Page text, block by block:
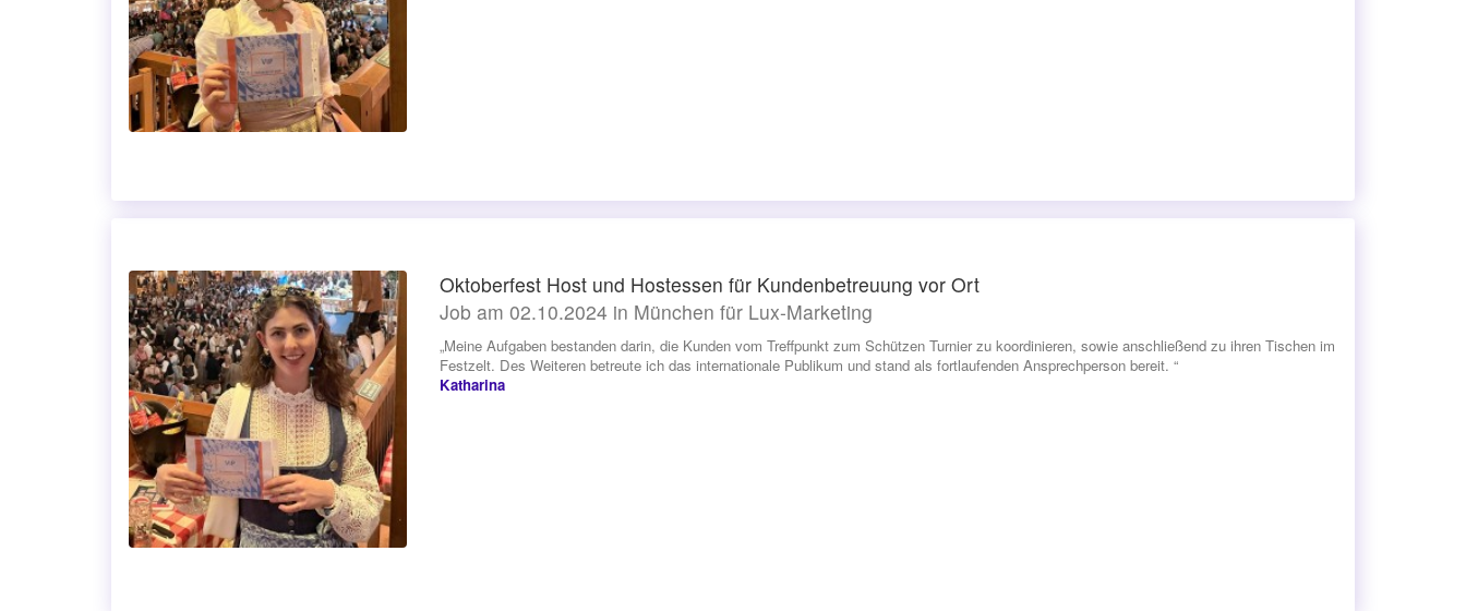
Oktoberfest Host und Hostessen für Kundenbetreuung vor Ort
Job am 02.10.2024 in München für Lux-Marketing
„Meine Aufgaben bestanden darin, die Kunden vom Treffpunkt zum Schützen Turnier zu koordinieren, sowie anschließend zu ihren Tischen im
Festzelt. Des Weiteren betreute ich das internationale Publikum und stand als fortlaufenden Ansprechperson bereit. “
Katharina